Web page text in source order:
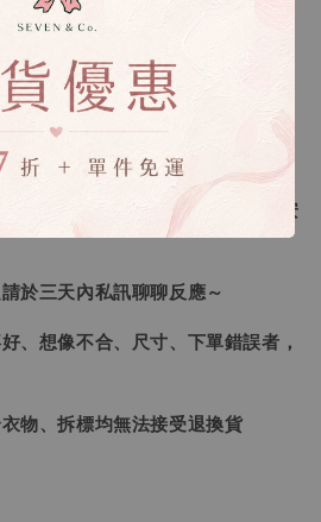
含假日）寄出，如遇缺貨請見諒！
求取消訂單（下標前請三思與看清
、官網購入，皆為正品，您可以安
於三天內私訊聊聊反應～
、想像不合、尺寸、下單錯誤者，
物、拆標均無法接受退換貨